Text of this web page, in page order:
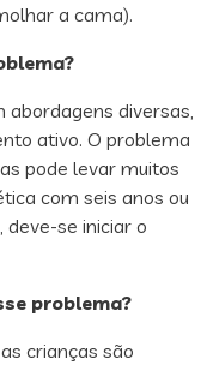
a cama).
diversas,
ativo. O problema
pode levar muitos
com seis anos ou
deve-se iniciar o
problema?
crianças são